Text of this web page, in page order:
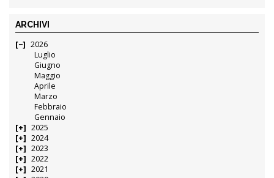
ARCHIVI
2026
Luglio
Giugno
Maggio
Aprile
Marzo
Febbraio
Gennaio
2025
2024
2023
2022
2021